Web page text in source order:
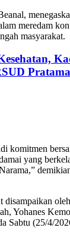
meredam
masyarakat.
komitmen
yang
disampaikan
Yohanes
Sabtu (25/4/